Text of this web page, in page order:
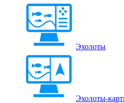
Эхолоты
Эхолоты-